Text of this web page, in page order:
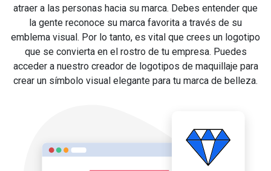
atraer a las personas hacia su marca. Debes entender que
la gente reconoce su marca favorita a través de su
emblema visual. Por lo tanto, es vital que crees un logotipo
que se convierta en el rostro de tu empresa. Puedes
acceder a nuestro creador de logotipos de maquillaje para
crear un símbolo visual elegante para tu marca de belleza.